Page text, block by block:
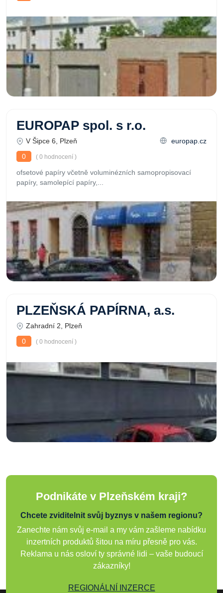
EUROPAP spol. s r.o.
V Šipce 6, Plzeň
europap.cz
0
( 0 hodnocení )
ofsetové papíry včetně voluminézních samopropisovací
papíry, samolepící papíry,...
PLZEŇSKÁ PAPÍRNA, a.s.
Zahradní 2, Plzeň
0
( 0 hodnocení )
Podnikáte v Plzeňském kraji?
Chcete zviditelnit svůj byznys v našem regionu?
Zanechte nám svůj e-mail a my vám zašleme nabídku
inzertních produktů šitou na míru přesně pro vás.
Reklama u nás osloví ty správné lidi – vaše budoucí
zákazníky!
REGIONÁLNÍ INZERCE